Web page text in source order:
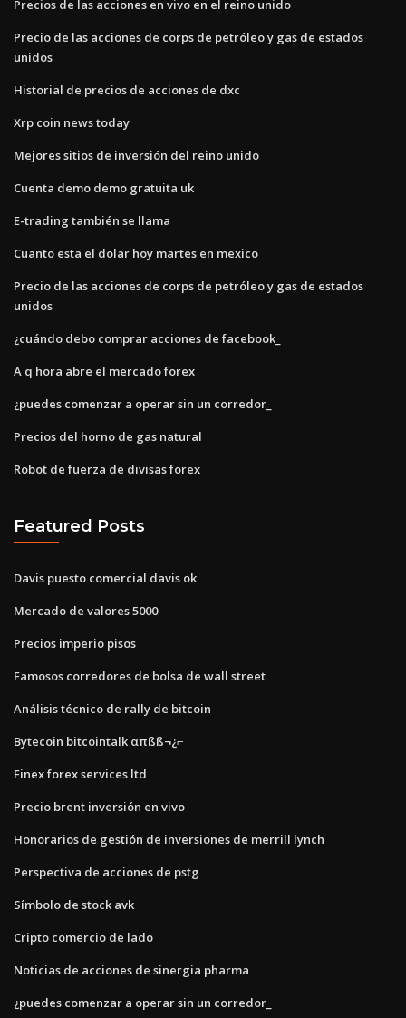
Precios de las acciones en vivo en el reino unido
Precio de las acciones de corps de petróleo y gas de estados
unidos
Historial de precios de acciones de dxc
Xrp coin news today
Mejores sitios de inversión del reino unido
Cuenta demo demo gratuita uk
E-trading también se llama
Cuanto esta el dolar hoy martes en mexico
Precio de las acciones de corps de petróleo y gas de estados
unidos
¿cuándo debo comprar acciones de facebook_
A q hora abre el mercado forex
¿puedes comenzar a operar sin un corredor_
Precios del horno de gas natural
Robot de fuerza de divisas forex
Featured Posts
Davis puesto comercial davis ok
Mercado de valores 5000
Precios imperio pisos
Famosos corredores de bolsa de wall street
Análisis técnico de rally de bitcoin
Bytecoin bitcointalk απßß¬¿⌐
Finex forex services ltd
Precio brent inversión en vivo
Honorarios de gestión de inversiones de merrill lynch
Perspectiva de acciones de pstg
Símbolo de stock avk
Cripto comercio de lado
Noticias de acciones de sinergia pharma
¿puedes comenzar a operar sin un corredor_